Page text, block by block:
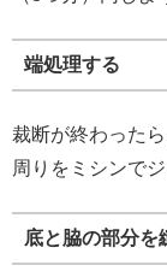
端処理する
裁断が終わった
周りをミシンで
底と脇の部分を